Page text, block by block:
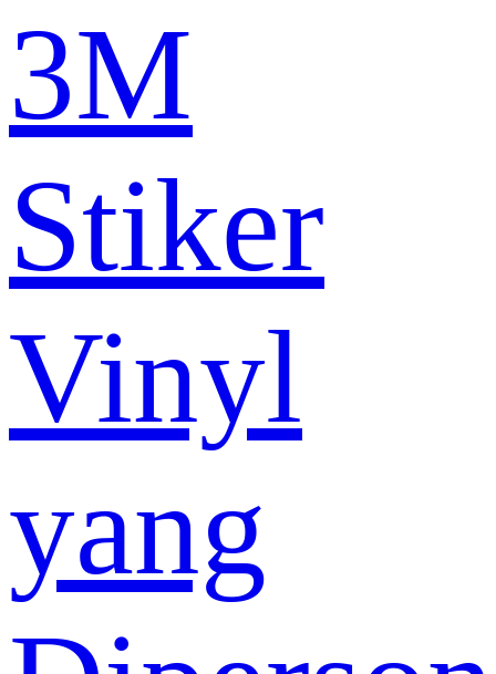
3M
Stiker
Vinyl
yang